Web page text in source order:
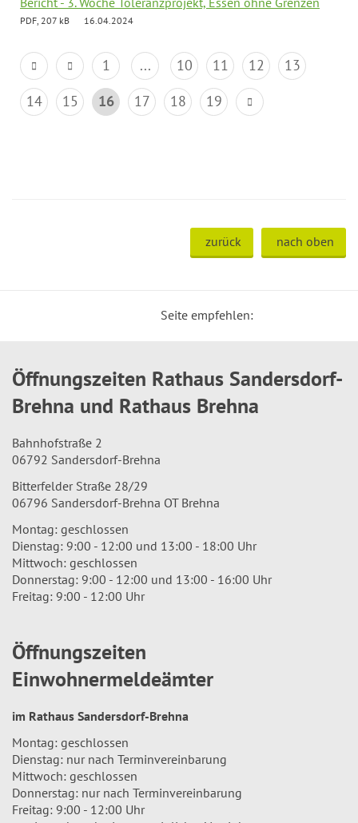
PDF, 207 kB 16.04.2024
1 ... 10 11 12
13
14
15 16 17 18 19
zurück nach oben
Seite empfehlen:
Öffnungszeiten Rathaus Sandersdorf-
Brehna und Rathaus Brehna
Bahnhofstraße 2
06792 Sandersdorf-Brehna
Bitterfelder Straße 28/29
06796 Sandersdorf-Brehna OT Brehna
Montag: geschlossen
Dienstag: 9:00 - 12:00 und 13:00 - 18:00 Uhr
Mittwoch: geschlossen
Donnerstag: 9:00 - 12:00 und 13:00 - 16:00 Uhr
Freitag: 9:00 - 12:00 Uhr
Öffnungszeiten
Einwohnermeldeämter
im Rathaus Sandersdorf-Brehna
Montag: geschlossen
Dienstag: nur nach Terminvereinbarung
Mittwoch: geschlossen
Donnerstag: nur nach Terminvereinbarung
Freitag: 9:00 - 12:00 Uhr